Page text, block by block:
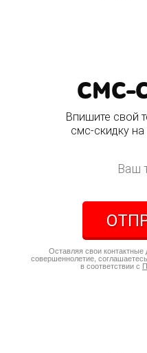
СМС-
Впишите свой
смс-скидку
Оставляя свои
совершеннолетие,
в соответствии с